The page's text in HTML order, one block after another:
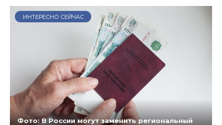
ИНТЕРЕСНО СЕЙЧАС
Фото: В России могут заменить региональный